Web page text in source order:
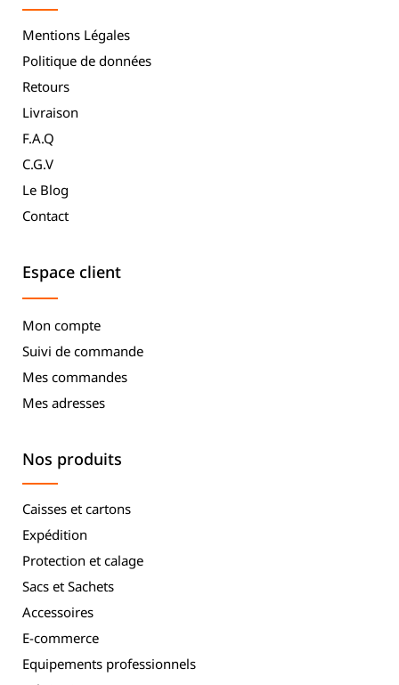
Mentions Légales
Politique de données
Retours
Livraison
F.A.Q
C.G.V
Le Blog
Contact
Espace client
Mon compte
Suivi de commande
Mes commandes
Mes adresses
Nos produits
Caisses et cartons
Expédition
Protection et calage
Sacs et Sachets
Accessoires
E-commerce
Equipements professionnels